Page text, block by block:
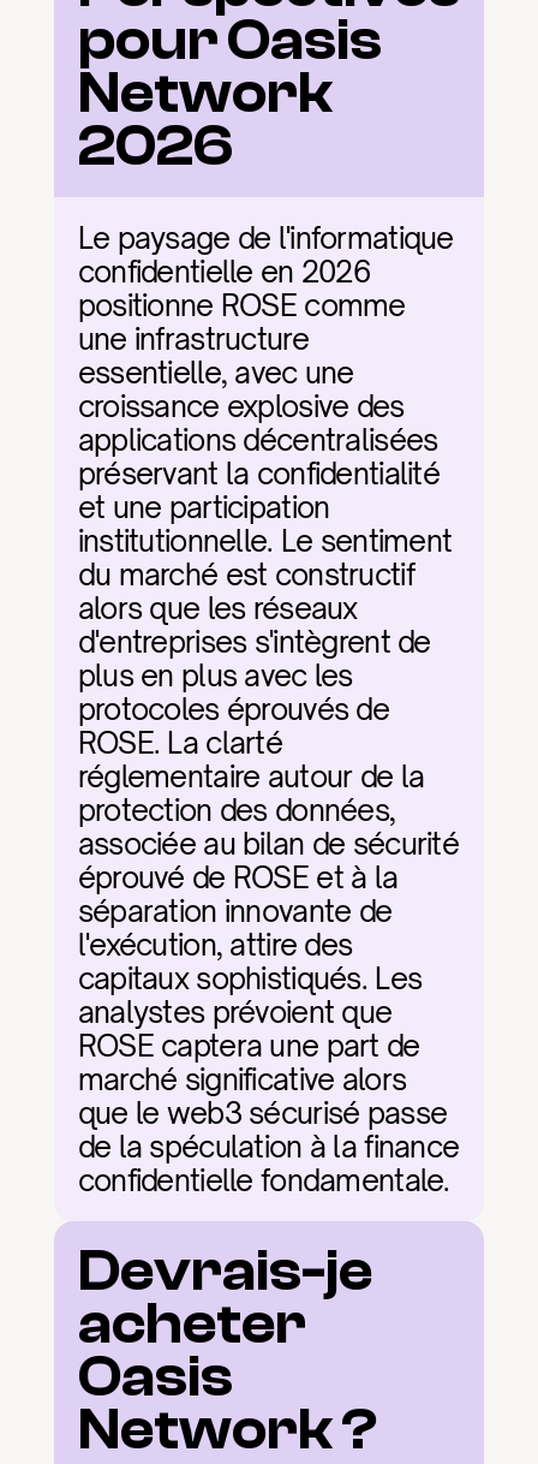
pour Oasis
Network
2026
Le paysage de l'informatique
confidentielle en 2026
positionne ROSE comme
une infrastructure
essentielle, avec une
croissance explosive des
applications décentralisées
préservant la confidentialité
et une participation
institutionnelle. Le sentiment
du marché est constructif
alors que les réseaux
d'entreprises s'intègrent de
plus en plus avec les
protocoles éprouvés de
ROSE. La clarté
réglementaire autour de la
protection des données,
associée au bilan de sécurité
éprouvé de ROSE et à la
séparation innovante de
l'exécution, attire des
capitaux sophistiqués. Les
analystes prévoient que
ROSE captera une part de
marché significative alors
que le web3 sécurisé passe
de la spéculation à la finance
confidentielle fondamentale.
Devrais-je
acheter
Oasis
Network ?